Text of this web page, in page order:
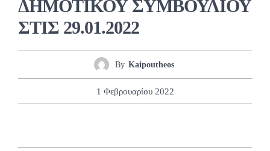
ΔΗΜΟΤΙΚΟΥ ΣΥΜΒΟΥΛΙΟΥ
ΣΤΙΣ 29.01.2022
By Kaipoutheos
1 Φεβρουαρίου 2022